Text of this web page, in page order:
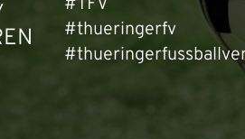
#thueringerfv